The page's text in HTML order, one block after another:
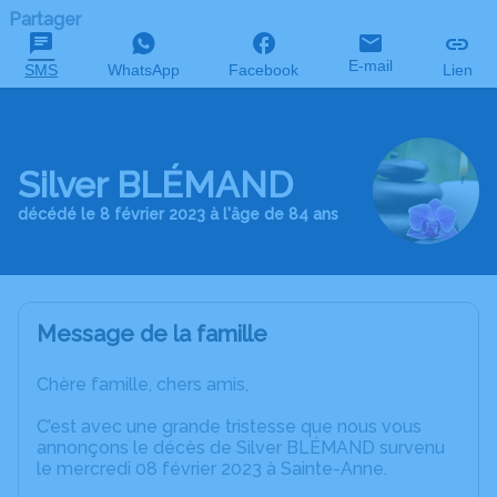
Partager
SMS WhatsApp Facebook E-mail Lien
Silver BLÉMAND
décédé le 8 février 2023 à l'âge de 84 ans
Message de la famille
Chère famille, chers amis,
C’est avec une grande tristesse que nous vous
annonçons le décès de Silver BLÉMAND survenu
le mercredi 08 février 2023 à Sainte-Anne.